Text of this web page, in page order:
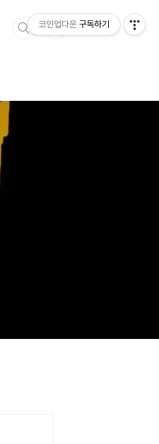
코인업다운 구독하기